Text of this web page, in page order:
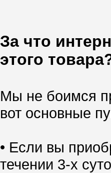
За что
этого
Мы не боимся
вот основные
• Если вы
течении 3-х